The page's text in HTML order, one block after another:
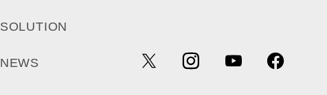
SOLUTION
NEWS